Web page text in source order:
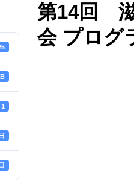
1
第14回
会 プログ